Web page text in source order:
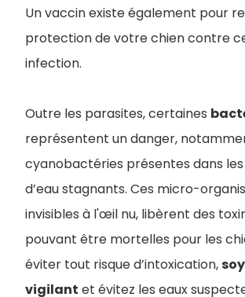
Un vaccin existe également pour
protection de votre chien contre
infection.
Outre les parasites, certaines
représentent un danger,
cyanobactéries présentes dans
d’eau stagnants. Ces micro-
invisibles à l'œil nu, libèrent des
pouvant être mortelles pour les
éviter tout risque d’intoxication,
vigilant et évitez les eaux